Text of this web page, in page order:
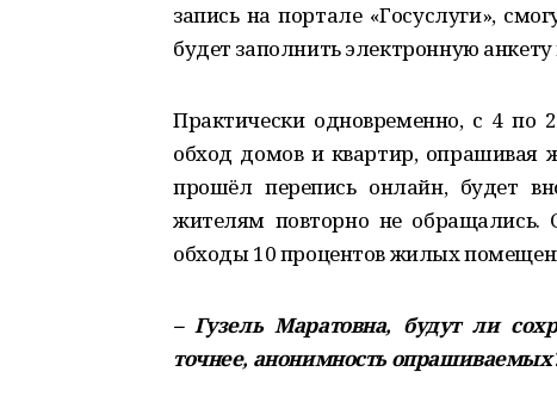
запись на портале «Госуслуги»,
будет заполнить электронную анкету
Практически одновременно, с 4 по
обход домов и квартир, опрашивая
прошёл перепись онлайн, будет
жителям повторно не обращались.
обходы 10 процентов жилых
– Гузель Маратовна, будут ли
точнее, анонимность